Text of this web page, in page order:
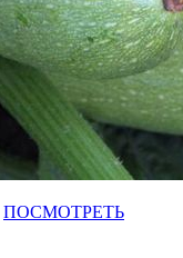
ПОСМОТРЕТЬ